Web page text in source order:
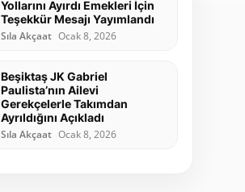
Yollarını Ayırdı Emekleri İçin
Teşekkür Mesajı Yayımlandı
Sıla Akçaat Ocak 8, 2026
Beşiktaş JK Gabriel
Paulista’nın Ailevi
Gerekçelerle Takımdan
Ayrıldığını Açıkladı
Sıla Akçaat Ocak 8, 2026